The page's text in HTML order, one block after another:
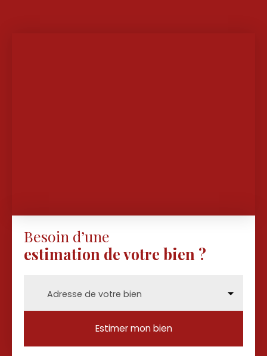
Besoin d’une
estimation de votre bien ?
Adresse de votre bien
Estimer mon bien